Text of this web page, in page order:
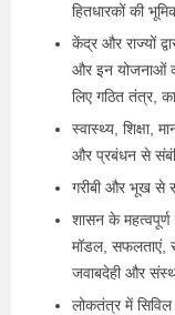
हितधारकों की
केंद्र और राज्यों
और इन योजनाओं
लिए गठित तंत्र,
स्वास्थ्य, शिक्षा,
और प्रबंधन से
गरीबी और भूख से
शासन के महत्वपूर्ण
मॉडल, सफलताएं,
जवाबदेही और
लोकतंत्र में